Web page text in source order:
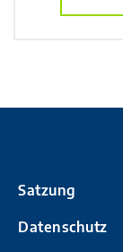
Satzung
Datenschutz